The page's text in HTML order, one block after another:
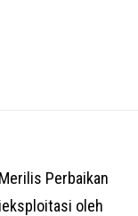
Perbaikan
oleh